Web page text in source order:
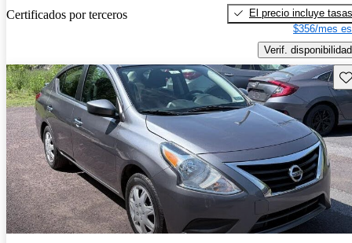
Certificados por terceros
El precio incluye tasas
$356/mes
Verif. disponibilidad